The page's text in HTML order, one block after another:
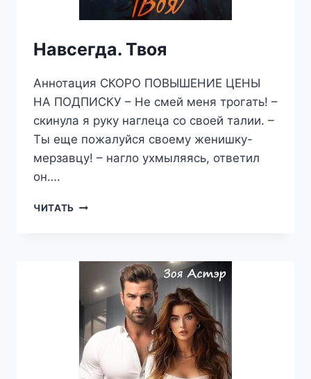
Навсегда. Твоя
Аннотация СКОРО ПОВЫШЕНИЕ ЦЕНЫ
НА ПОДПИСКУ – Не смей меня трогать! –
скинула я руку наглеца со своей талии. –
Ты еще пожалуйся своему женишку-
мерзавцу! – нагло ухмыляясь, ответил
он….
ЧИТАТЬ НАВСЕГДА.